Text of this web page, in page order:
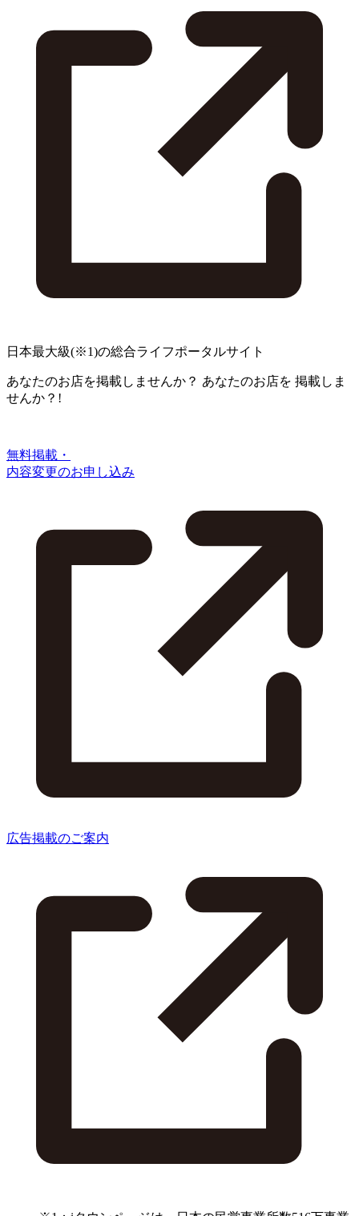
日本最大級(※1)の総合ライフポータルサイト
あなたのお店を掲載しませんか？ あなたのお店を 掲載しま
せんか？!
無料掲載・
内容変更のお申し込み
広告掲載のご案内